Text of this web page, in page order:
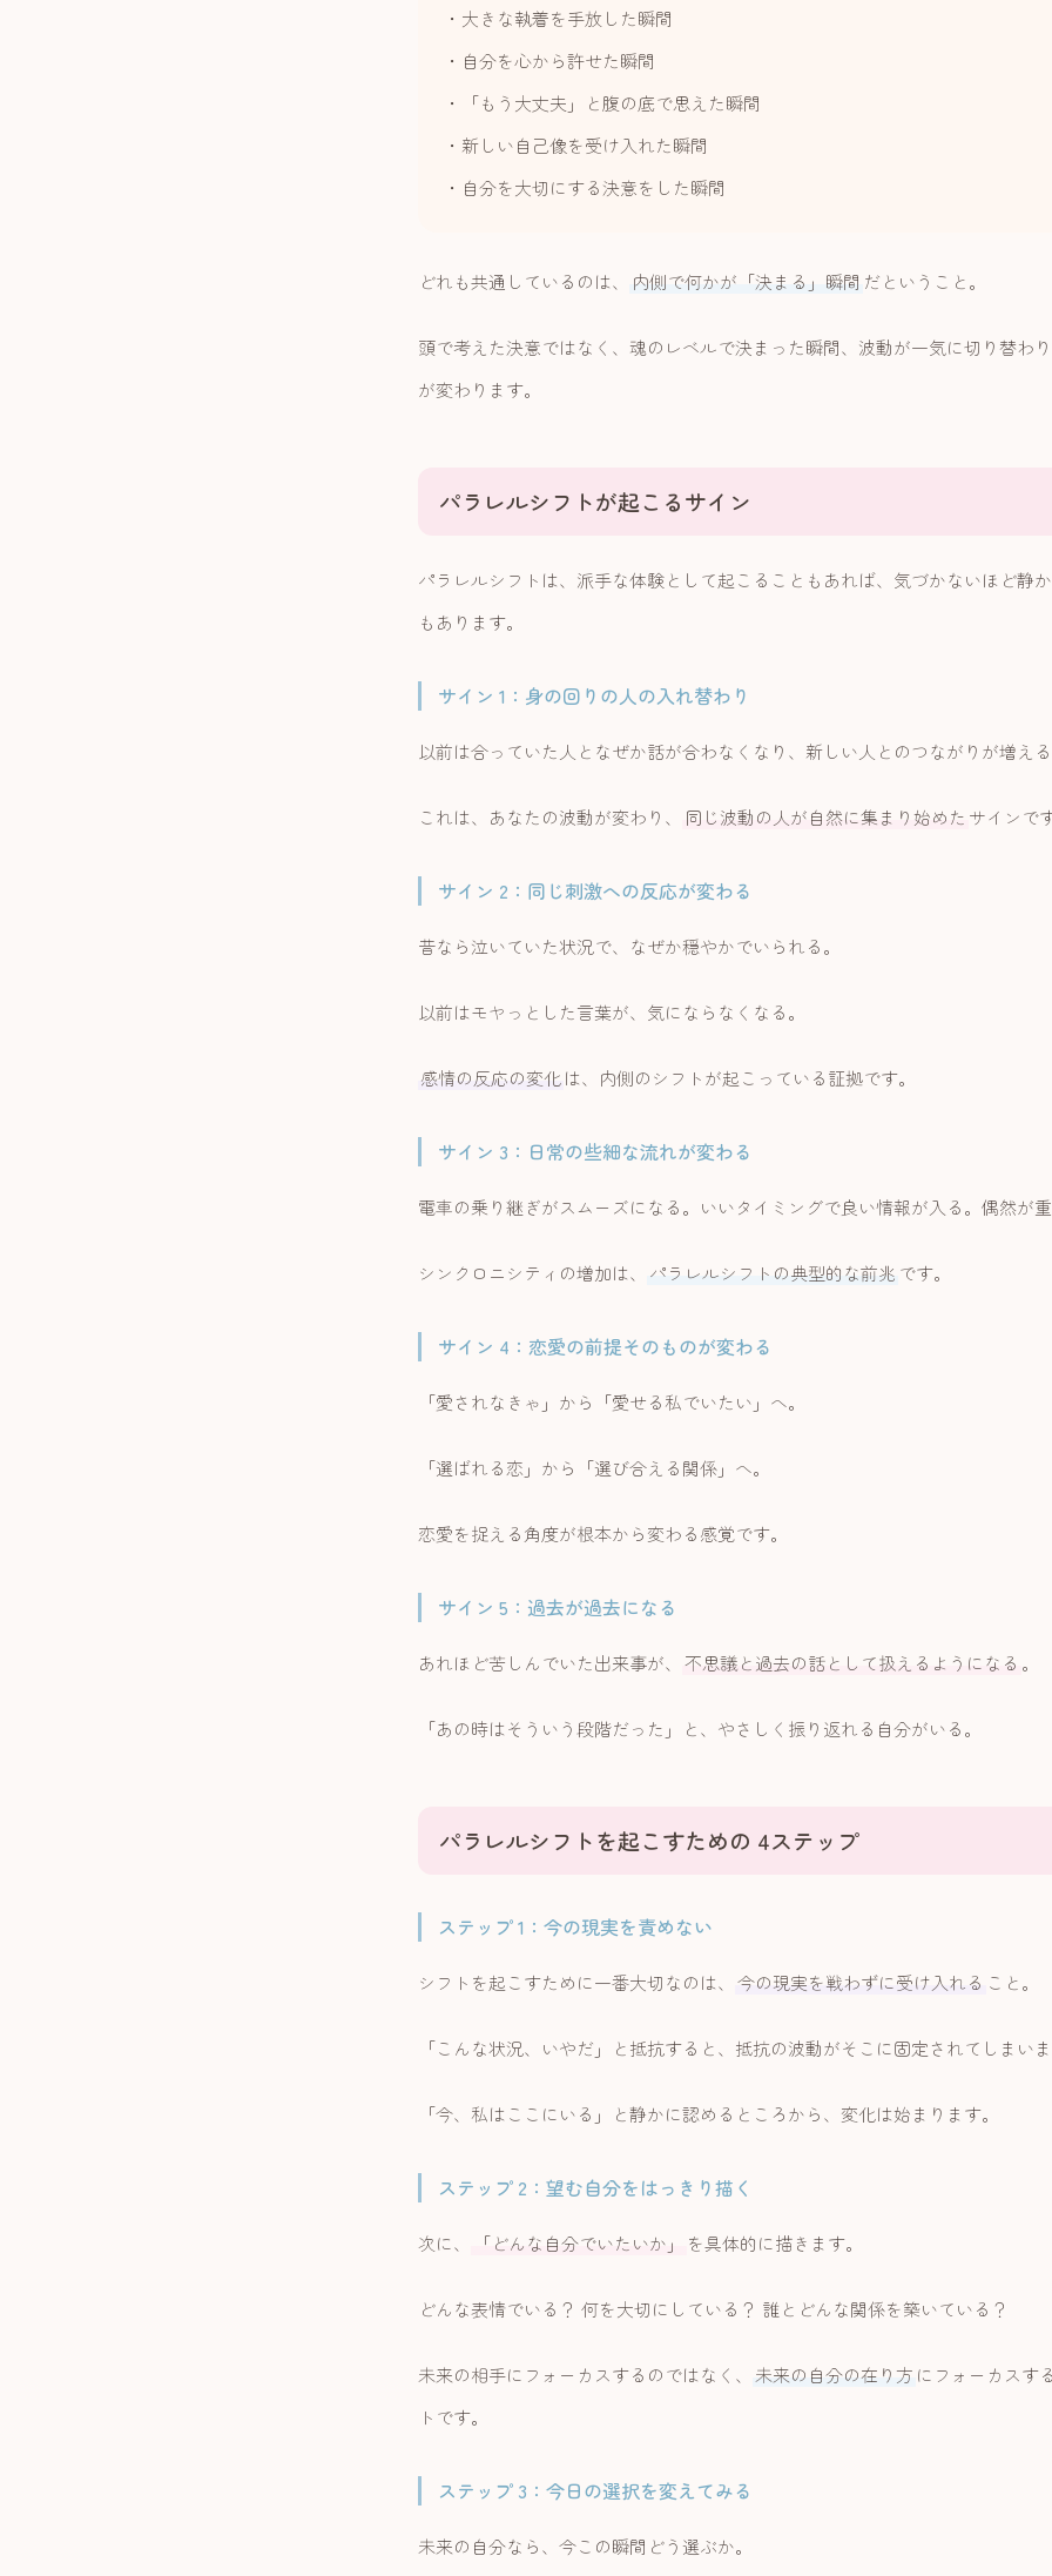
・大きな執着を手放した瞬間
・自分を心から許せた瞬間
・「もう大丈夫」と腹の底で思えた瞬間
・新しい自己像を受け入れた瞬間
・自分を大切にする決意をした瞬間
どれも共通しているのは、 内側で何かが「決まる」瞬間 だということ。
頭で考えた決意ではなく、魂のレベルで決まった瞬間、波動が一気に切り替わ
が変わります。
パラレルシフトが起こるサイン
パラレルシフトは、派手な体験として起こることもあれば、気づかないほど静
もあります。
サイン 1：身の回りの人の入れ替わり
以前は合っていた人となぜか話が合わなくなり、新しい人とのつながりが増え
これは、あなたの波動が変わり、 同じ波動の人が自然に集まり始めた サインで
サイン 2：同じ刺激への反応が変わる
昔なら泣いていた状況で、なぜか穏やかでいられる。
以前はモヤっとした言葉が、気にならなくなる。
感情の反応の変化は、内側のシフトが起こっている証拠です。
サイン 3：日常の些細な流れが変わる
電車の乗り継ぎがスムーズになる。いいタイミングで良い情報が入る。偶然が
シンクロニシティの増加は、 パラレルシフトの典型的な前兆 です。
サイン 4：恋愛の前提そのものが変わる
「愛されなきゃ」から「愛せる私でいたい」へ。
「選ばれる恋」から「選び合える関係」へ。
恋愛を捉える角度が根本から変わる感覚です。
サイン 5：過去が過去になる
あれほど苦しんでいた出来事が、 不思議と過去の話として扱えるようになる 。
「あの時はそういう段階だった」と、やさしく振り返れる自分がいる。
パラレルシフトを起こすための 4ステップ
ステップ 1：今の現実を責めない
シフトを起こすために一番大切なのは、 今の現実を戦わずに受け入れる こと。
「こんな状況、いやだ」と抵抗すると、抵抗の波動がそこに固定されてしまい
「今、私はここにいる」と静かに認めるところから、変化は始まります。
ステップ 2：望む自分をはっきり描く
次に、 「どんな自分でいたいか」 を具体的に描きます。
どんな表情でいる？ 何を大切にしている？ 誰とどんな関係を築いている？
未来の相手にフォーカスするのではなく、 未来の自分の在り方 にフォーカスす
トです。
ステップ 3：今日の選択を変えてみる
未来の自分なら、今この瞬間どう選ぶか。